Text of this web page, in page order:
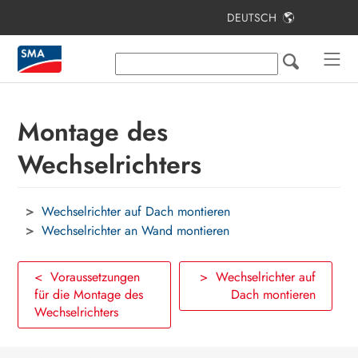
DEUTSCH
Montage des
Wechselrichters
Wechselrichter auf Dach montieren
Wechselrichter an Wand montieren
< Voraussetzungen
für die Montage des
Wechselrichters
> Wechselrichter auf
Dach montieren
Inhaltsverzeichnis
Hinweise zu diesem Dokument
Lieferumfang
Produktübersicht
Montage
PV-Anlage in Betrieb nehmen
Konfiguration